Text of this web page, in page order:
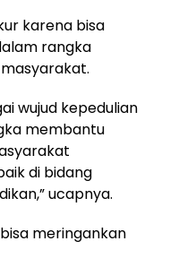
karena bisa
rangka
wujud kepedulian
membantu
di bidang
ucapnya.
meringankan